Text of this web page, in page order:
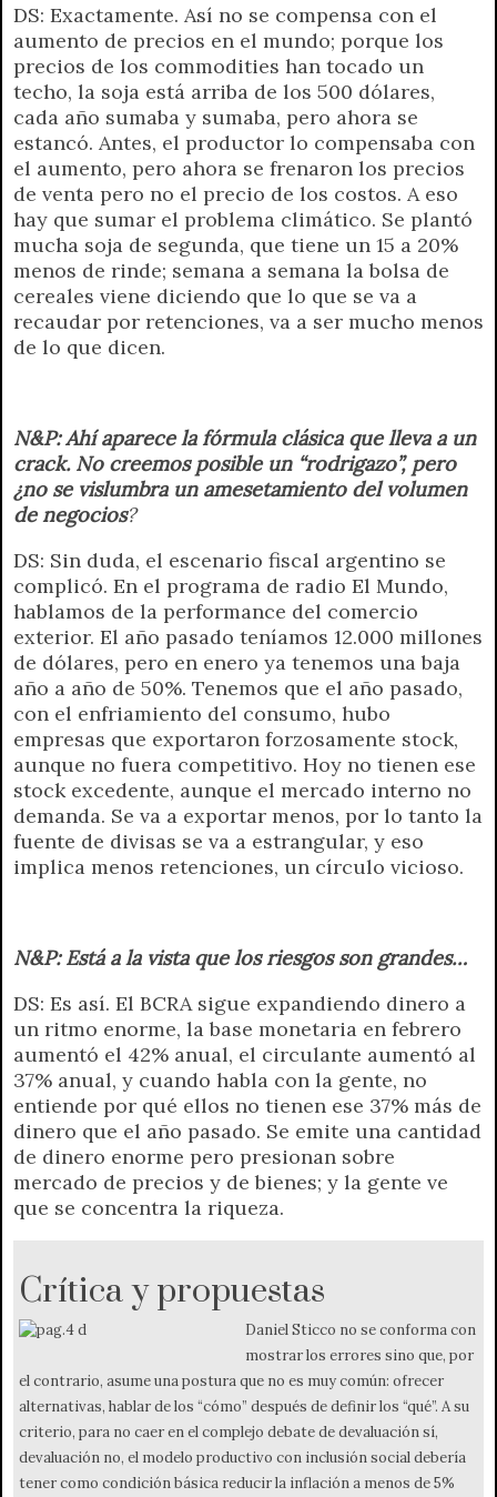
DS: Exactamente. Así no se compensa con el
aumento de precios en el mundo; porque los
precios de los commodities han tocado un
techo, la soja está arriba de los 500 dólares,
cada año sumaba y sumaba, pero ahora se
estancó. Antes, el productor lo compensaba con
el aumento, pero ahora se frenaron los precios
de venta pero no el precio de los costos. A eso
hay que sumar el problema climático. Se plantó
mucha soja de segunda, que tiene un 15 a 20%
menos de rinde; semana a semana la bolsa de
cereales viene diciendo que lo que se va a
recaudar por retenciones, va a ser mucho menos
de lo que dicen.
N&P: Ahí aparece la fórmula clásica que lleva a un
crack. No creemos posible un “rodrigazo”, pero
¿no se vislumbra un amesetamiento del volumen
de negocios?
DS: Sin duda, el escenario fiscal argentino se
complicó. En el programa de radio El Mundo,
hablamos de la performance del comercio
exterior. El año pasado teníamos 12.000 millones
de dólares, pero en enero ya tenemos una baja
año a año de 50%. Tenemos que el año pasado,
con el enfriamiento del consumo, hubo
empresas que exportaron forzosamente stock,
aunque no fuera competitivo. Hoy no tienen ese
stock excedente, aunque el mercado interno no
demanda. Se va a exportar menos, por lo tanto la
fuente de divisas se va a estrangular, y eso
implica menos retenciones, un círculo vicioso.
N&P: Está a la vista que los riesgos son grandes…
DS: Es así. El BCRA sigue expandiendo dinero a
un ritmo enorme, la base monetaria en febrero
aumentó el 42% anual, el circulante aumentó al
37% anual, y cuando habla con la gente, no
entiende por qué ellos no tienen ese 37% más de
dinero que el año pasado. Se emite una cantidad
de dinero enorme pero presionan sobre
mercado de precios y de bienes; y la gente ve
que se concentra la riqueza.
Crítica y propuestas
Daniel Sticco no se conforma con
mostrar los errores sino que, por
el contrario, asume una postura que no es muy común: ofrecer
alternativas, hablar de los “cómo” después de definir los “qué”. A su
criterio, para no caer en el complejo debate de devaluación sí,
devaluación no, el modelo productivo con inclusión social debería
tener como condición básica reducir la inflación a menos de 5%